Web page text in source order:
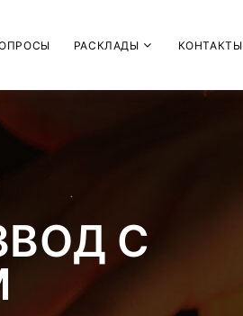
РАСКЛАДЫ КОНТАКТЫ
С